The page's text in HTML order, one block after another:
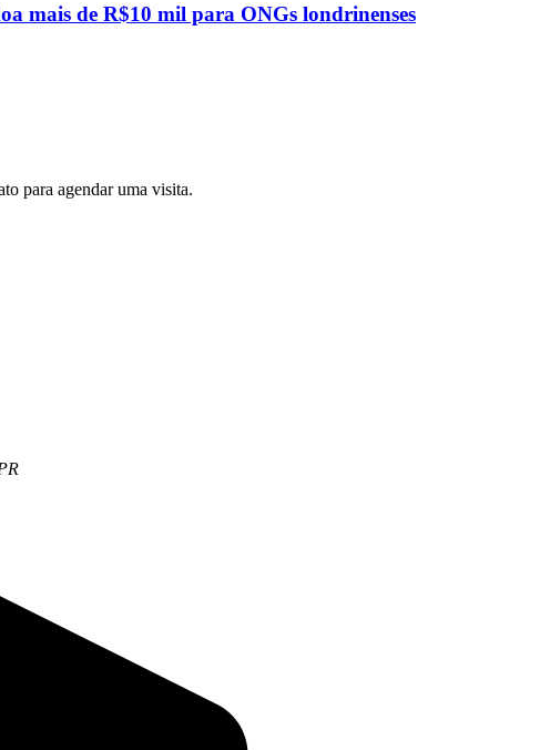
mais de R$10 mil para ONGs londrinenses
para agendar uma visita.